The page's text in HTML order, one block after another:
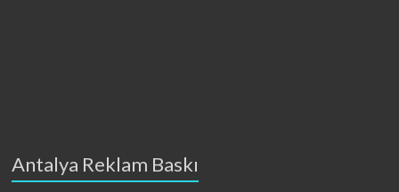
Antalya Reklam Baskı